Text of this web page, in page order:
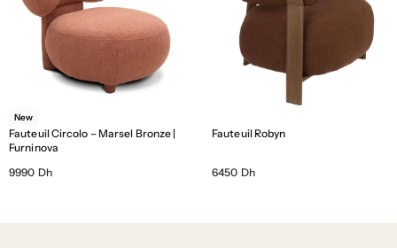
New
Fauteuil Circolo – Marsel Bronze |
Furninova
9990 Dh
Fauteuil Robyn
6450 Dh